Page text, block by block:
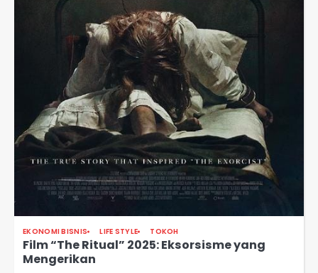
EKONOMI BISNIS LIFE STYLE TOKOH
Film “The Ritual” 2025: Eksorsisme yang
Mengerikan